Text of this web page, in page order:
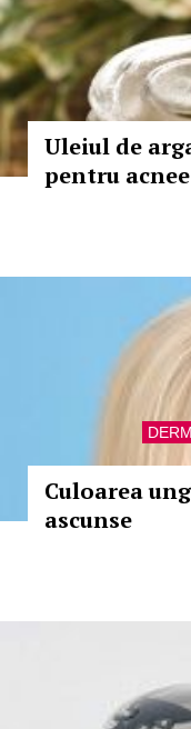
Uleiul de
pentru acnee
Culoarea
ascunse